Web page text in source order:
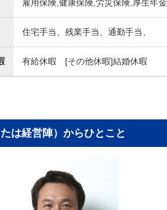
雇用保険,健康保険,労災保険,厚生年金
住宅手当、残業手当、通勤手当、
有給休暇 [その他休暇]結婚休暇
は経営陣）からひとこと